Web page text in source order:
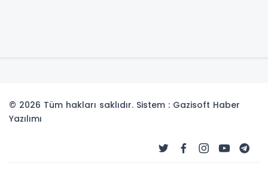
© 2026 Tüm hakları saklıdır. Sistem : Gazisoft Haber
Yazılımı